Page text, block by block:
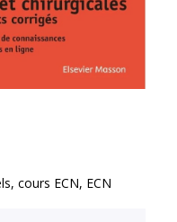
cours ECN, ECN